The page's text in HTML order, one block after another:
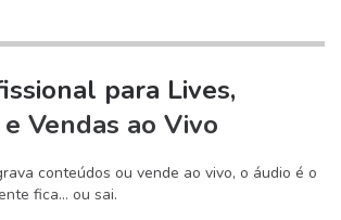
para Lives,
Vendas ao Vivo
conteúdos ou vende ao vivo, o áudio é o
fica… ou sai.